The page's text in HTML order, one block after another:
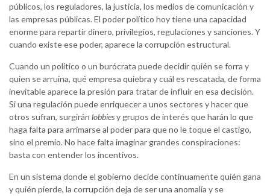
públicos, los reguladores, la justicia, los medios de comunicación y
las empresas públicas. El poder político hoy tiene una capacidad
enorme para repartir dinero, privilegios, regulaciones y sanciones. Y
cuando existe ese poder, aparece la corrupción estructural.
Cuando un político o un burócrata puede decidir quién se forra y
quien se arruina, qué empresa quiebra y cuál es rescatada, de forma
inevitable aparece la presión para tratar de influir en esa decisión.
Si una regulación puede enriquecer a unos sectores y hacer que
otros sufran, surgirán lobbiesy grupos de interés que harán lo que
haga falta para arrimarse al poder para que no le toque el castigo,
sino el premio. No hace falta imaginar grandes conspiraciones:
basta con entender los incentivos.
En un sistema donde el gobierno decide continuamente quién gana
y quién pierde, la corrupción deja de ser una anomalía y se